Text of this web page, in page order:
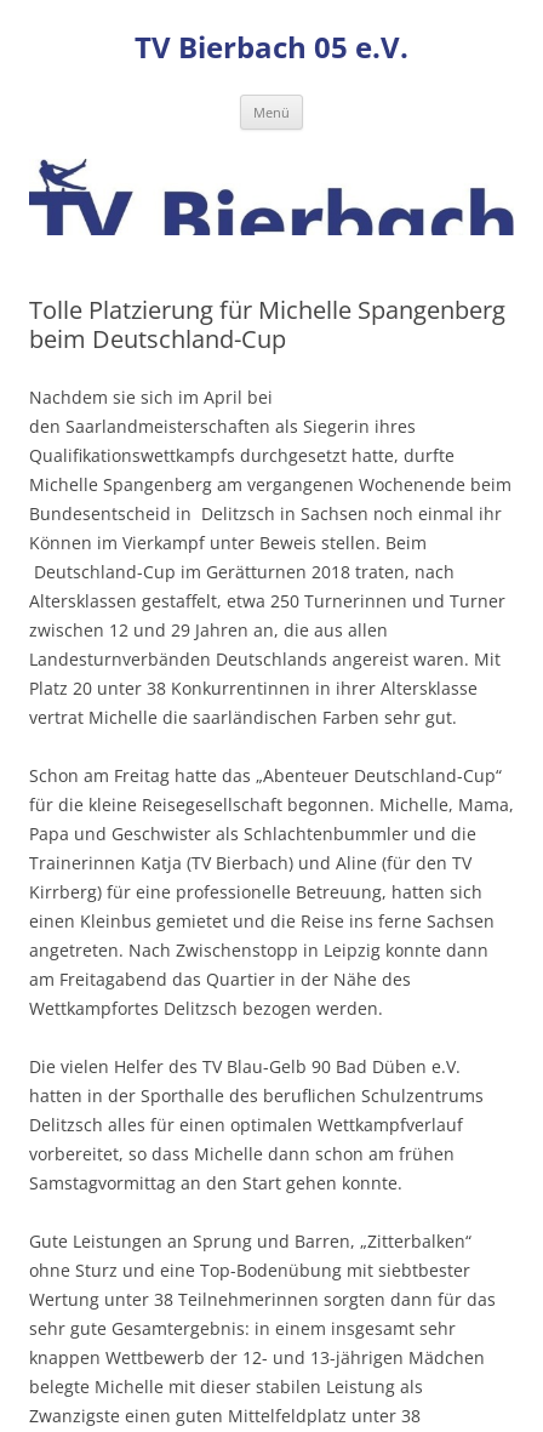
TV Bierbach 05 e.V.
Menü
Tolle Platzierung für Michelle Spangenberg
beim Deutschland-Cup
Nachdem sie sich im April bei
den Saarlandmeisterschaften als Siegerin ihres
Qualifikationswettkampfs durchgesetzt hatte, durfte
Michelle Spangenberg am vergangenen Wochenende beim
Bundesentscheid in Delitzsch in Sachsen noch einmal ihr
Können im Vierkampf unter Beweis stellen. Beim
Deutschland-Cup im Gerätturnen 2018 traten, nach
Altersklassen gestaffelt, etwa 250 Turnerinnen und Turner
zwischen 12 und 29 Jahren an, die aus allen
Landesturnverbänden Deutschlands angereist waren. Mit
Platz 20 unter 38 Konkurrentinnen in ihrer Altersklasse
vertrat Michelle die saarländischen Farben sehr gut.
Schon am Freitag hatte das „Abenteuer Deutschland-Cup“
für die kleine Reisegesellschaft begonnen. Michelle, Mama,
Papa und Geschwister als Schlachtenbummler und die
Trainerinnen Katja (TV Bierbach) und Aline (für den TV
Kirrberg) für eine professionelle Betreuung, hatten sich
einen Kleinbus gemietet und die Reise ins ferne Sachsen
angetreten. Nach Zwischenstopp in Leipzig konnte dann
am Freitagabend das Quartier in der Nähe des
Wettkampfortes Delitzsch bezogen werden.
Die vielen Helfer des TV Blau-Gelb 90 Bad Düben e.V.
hatten in der Sporthalle des beruflichen Schulzentrums
Delitzsch alles für einen optimalen Wettkampfverlauf
vorbereitet, so dass Michelle dann schon am frühen
Samstagvormittag an den Start gehen konnte.
Gute Leistungen an Sprung und Barren, „Zitterbalken“
ohne Sturz und eine Top-Bodenübung mit siebtbester
Wertung unter 38 Teilnehmerinnen sorgten dann für das
sehr gute Gesamtergebnis: in einem insgesamt sehr
knappen Wettbewerb der 12- und 13-jährigen Mädchen
belegte Michelle mit dieser stabilen Leistung als
Zwanzigste einen guten Mittelfeldplatz unter 38